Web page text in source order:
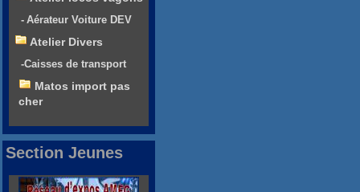
- Aérateur Voiture DEV
Atelier Divers
-Caisses de transport
Matos import pas
cher
Section Jeunes